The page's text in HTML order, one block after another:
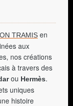
TRAMIS en
aux
nos créations
à travers des
ou Hermès.
uniques
histoire